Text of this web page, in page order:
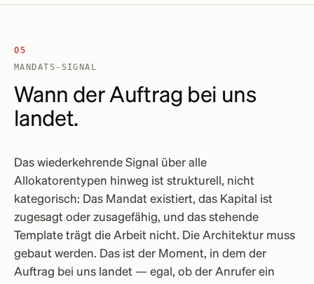
05
MANDATS-SIGNAL
Wann der Auftrag bei uns
landet.
Das wiederkehrende Signal über alle
Allokatorentypen hinweg ist strukturell, nicht
kategorisch: Das Mandat existiert, das Kapital ist
zugesagt oder zusagefähig, und das stehende
Template trägt die Arbeit nicht. Die Architektur muss
gebaut werden. Das ist der Moment, in dem der
Auftrag bei uns landet — egal, ob der Anrufer ein